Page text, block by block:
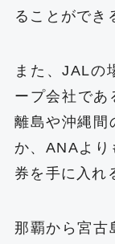
ることができ
また、JALの
ープ会社であ
離島や沖縄間
か、ANAより
券を手に入れ
那覇から宮古